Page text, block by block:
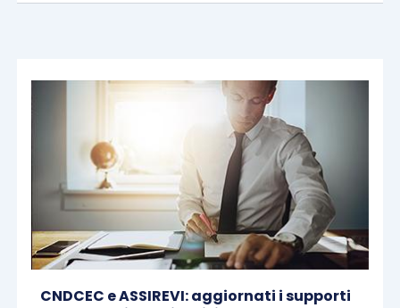
CNDCEC e ASSIREVI: aggiornati i supporti